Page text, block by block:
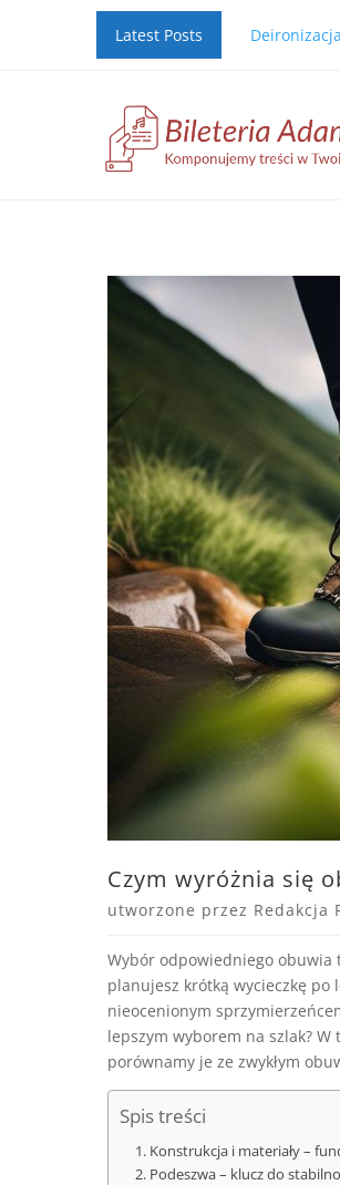
Latest Posts
Czym wyróżnia się
utworzone przez Redakcja
Wybór odpowiedniego obuwia
planujesz krótką wycieczkę po
nieocenionym
lepszym wyborem na szlak?
porównamy je ze zwykłym
Spis treści
Konstrukcja i materiały –
Podeszwa – klucz do